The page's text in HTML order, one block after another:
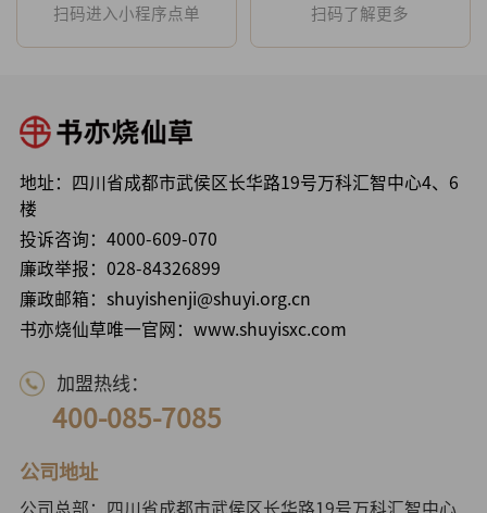
扫码进入小程序点单 扫码了解更多
地址：四川省成都市武侯区长华路19号万科汇智中心4、6
楼
投诉咨询： 4000-609-070
廉政举报： 028-84326899
廉政邮箱：shuyishenji@shuyi.org.cn
书亦烧仙草唯一官网：www.shuyisxc.com
加盟热线：
400-085-7085
公司地址
公司总部：四川省成都市武侯区长华路19号万科汇智中心